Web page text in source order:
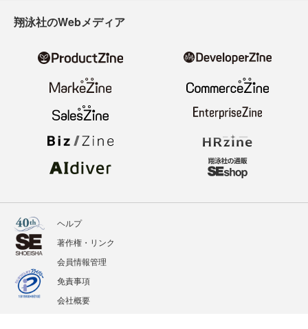
翔泳社のWebメディア
ヘルプ
著作権・リンク
会員情報管理
免責事項
会社概要